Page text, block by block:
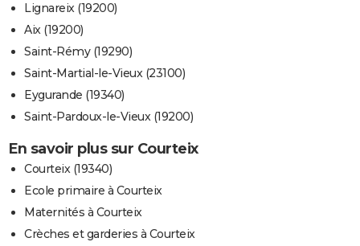
Lignareix (19200)
Aix (19200)
Saint-Rémy (19290)
Saint-Martial-le-Vieux (23100)
Eygurande (19340)
Saint-Pardoux-le-Vieux (19200)
En savoir plus sur Courteix
Courteix (19340)
Ecole primaire à Courteix
Maternités à Courteix
Crèches et garderies à Courteix